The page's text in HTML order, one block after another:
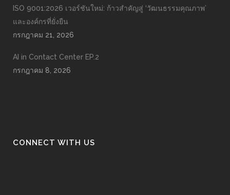
ISO 9001:2026 เวอร์ชันใหม่: ก้าวสำคัญสู่ ‘วัฒนธรรมคุณภาพ’
และองค์กรที่ยั่งยืน
กรกฎาคม 21, 2026
AI in Contact Center EP.2
กรกฎาคม 8, 2026
CONNECT WITH US